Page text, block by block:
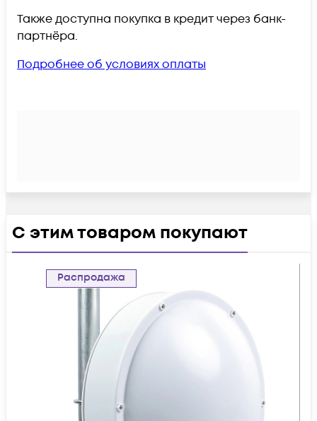
Также доступна покупка в кредит через банк-
партнёра.
Подробнее об условиях оплаты
С этим товаром покупают
Распродажа